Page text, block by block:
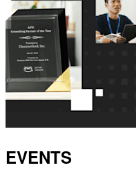
EVENTS